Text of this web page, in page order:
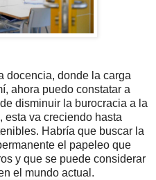
docencia, donde la carga
ahora puedo constatar a
disminuir la burocracia a la
esta va creciendo hasta
Habría que buscar la
el papeleo que
y que se puede considerar
el mundo actual.